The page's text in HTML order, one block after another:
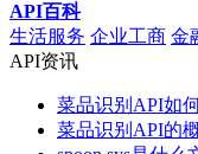
API百科
生活服务 企业工商 金
API资讯
菜品识别API如
菜品识别API的